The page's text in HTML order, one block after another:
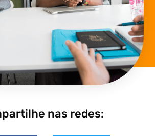
nas redes: